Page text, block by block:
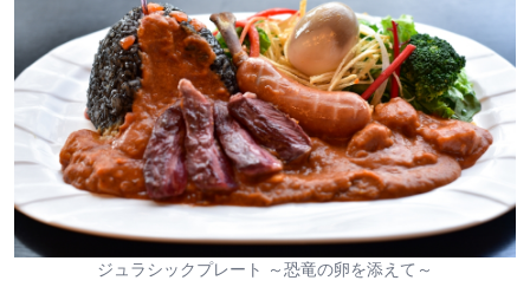
ジュラシックプレート ～恐竜の卵を添えて～